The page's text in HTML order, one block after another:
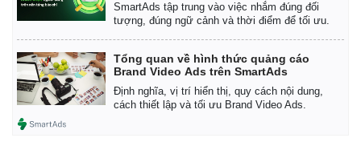
SmartAds tập trung vào việc nhắm đúng đối
tượng, đúng ngữ cảnh và thời điểm để tối ưu.
Tổng quan về hình thức quảng cáo
Brand Video Ads trên SmartAds
Định nghĩa, vị trí hiển thị, quy cách nội dung,
cách thiết lập và tối ưu Brand Video Ads.